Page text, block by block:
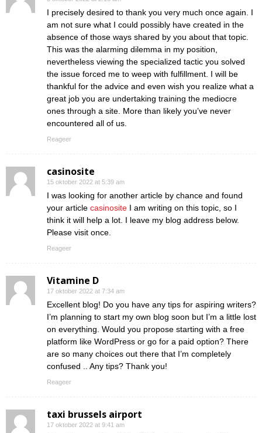
I precisely desired to thank you very much once again. I
am not sure what I could possibly have created in the
absence of those ways shared by you about that topic.
This was the alarming dilemma in my position,
nevertheless viewing the specialized tactic you solved
the issue forced me to weep with fulfillment. I will be
thankful for the advice and even wish you realize what a
great job you are undertaking training the mediocre
ones through a site. More than likely you’ve never
encountered all of us.
Reageer
casinosite
15 oktober 2022 at 5:39 am
I was looking for another article by chance and found
your article casinosite I am writing on this topic, so I
think it will help a lot. I leave my blog address below.
Please visit once.
Reageer
Vitamine D
17 oktober 2022 at 7:34 am
Excellent blog! Do you have any tips for aspiring writers?
I’m planning to start my own blog soon but I’m a little lost
on everything. Would you propose starting with a free
platform like WordPress or go for a paid option? There
are so many choices out there that I’m completely
confused .. Any tips? Thank you!
Reageer
taxi brussels airport
17 oktober 2022 at 9:41 am